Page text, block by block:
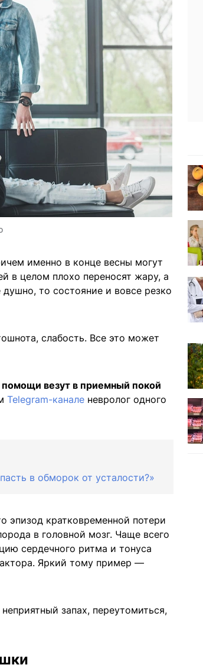
именно в конце весны могут
в целом плохо переносят жару, а
то состояние и вовсе резко
слабость. Все это может
везут в приемный покой
Telegram-канале невролог одного
в обморок от усталости?»
эпизод кратковременной потери
в головной мозг. Чаще всего
сердечного ритма и тонуса
Яркий тому пример —
запах, переутомиться,